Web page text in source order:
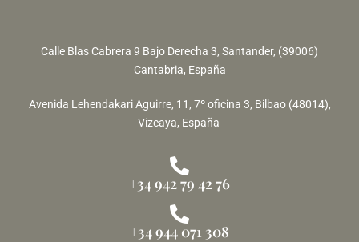
Calle Blas Cabrera 9 Bajo Derecha 3, Santander, (39006)
Cantabria, España
Avenida Lehendakari Aguirre, 11, 7º oficina 3, Bilbao (48014),
Vizcaya, España
+34 942 79 42 76
+34 944 071 308